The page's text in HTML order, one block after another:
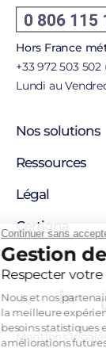
Continuer sans
Gestion
Respecter
Nous et nos
la meilleure
besoins
améliorations
Hors France
+33 972 503
Lundi au
Nos solutions
Signature en
Certificat
Certigna
Hébergement
Solutions pour
Ressources
Support
Blog
Légal
Mentions légales
Autorités de
Liste de
Politique
Politique de
Certigna
À propos
Pourquoi nous
Recrutement
Mentions légales